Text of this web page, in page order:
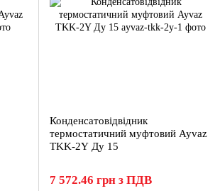
Конденсатовідвідник
термостатичний муфтовий Ayvaz
TKK-2Y Ду 15
7 572.46 грн з ПДВ